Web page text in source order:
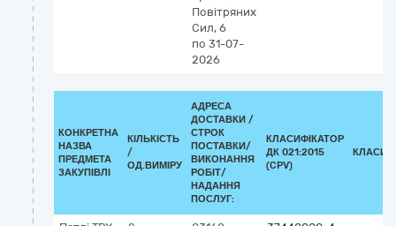
Повітряних
Сил, 6
по 31-07-
2026
КОНКРЕТНА
НАЗВА
ПРЕДМЕТА
ЗАКУПІВЛІ
КІЛЬКІСТЬ
/
ОД.ВИМІРУ
АДРЕСА
ДОСТАВКИ /
СТРОК
ПОСТАВКИ/
ВИКОНАННЯ
РОБІТ/
НАДАННЯ
ПОСЛУГ:
КЛАСИФІКАТОР
ДК 021:2015
(CPV)